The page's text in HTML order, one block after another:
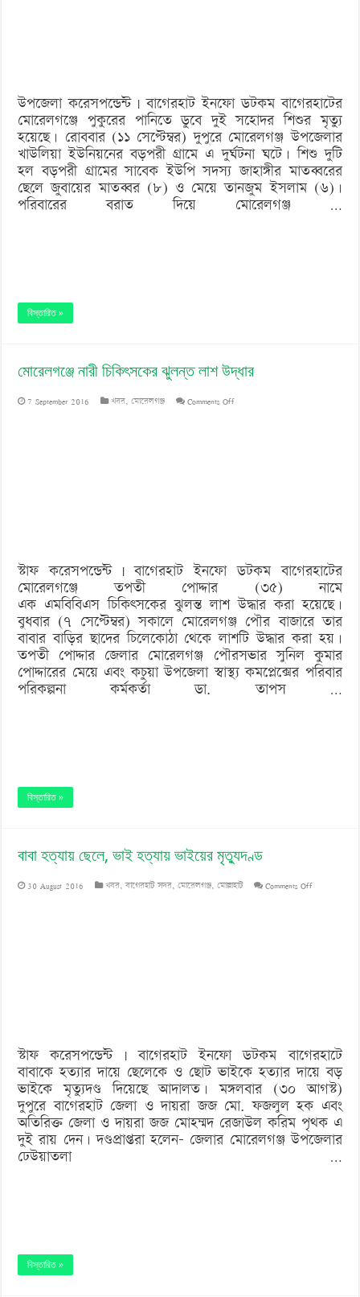
মৃত্যু
উপজেলা করেসপন্ডেন্ট | বাগেরহাট ইনফো ডটকম বাগেরহাটের
মোরেলগঞ্জে পুকুরের পানিতে ডুবে দুই সহোদর শিশুর মৃত্যু
হয়েছে। রোববার (১১ সেপ্টেম্বর) দুপুরে মোরেলগঞ্জ উপজেলার
খাউলিয়া ইউনিয়নের বড়পরী গ্রামে এ দুর্ঘটনা ঘটে। শিশু দুটি
হল বড়পরী গ্রামের সাবেক ইউপি সদস্য জাহাঙ্গীর মাতব্বরের
ছেলে জুবায়ের মাতব্বর (৮) ও মেয়ে তানজুম ইসলাম (৬)।
পরিবারের বরাত দিয়ে মোরেলগঞ্জ …
বিস্তারিত »
মোরেলগঞ্জে নারী চিকিৎসকের ঝুলন্ত লাশ উদ্ধার
7 September 2016 খবর,মোরেলগঞ্জ Comments Offon
স্টাফ করেসপন্ডেন্ট | বাগেরহাট ইনফো ডটকম বাগেরহাটের
মোরেলগঞ্জে তপতী পোদ্দার (৩৫) নামে
এক এমবিবিএস চিকিৎসকের ঝুলন্ত লাশ উদ্ধার করা হয়েছে।
বুধবার (৭ সেপ্টেম্বর) সকালে মোরেলগঞ্জ পৌর বাজারে তার
বাবার বাড়ির ছাদের চিলেকোঠা থেকে লাশটি উদ্ধার করা হয়।
তপতী পোদ্দার জেলার মোরেলগঞ্জ পৌরসভার সুনিল কুমার
পোদ্দারের মেয়ে এবং কচুয়া উপজেলা স্বাস্থ্য কমপ্লেক্সের পরিবার
পরিকল্পনা কর্মকর্তা ডা. তাপস …
বিস্তারিত »
বাবা হত্যায় ছেলে, ভাই হত্যায় ভাইয়ের মৃত্যুদণ্ড
30 August 2016 খবর,বাগেরহাট সদর,মোরেলগঞ্জ,মোল্লাহাট Comments Offon
মৃত্যুদণ্ড
স্টাফ করেসপন্ডেন্ট | বাগেরহাট ইনফো ডটকম বাগেরহাটে
বাবাকে হত্যার দায়ে ছেলেকে ও ছোট ভাইকে হত্যার দায়ে বড়
ভাইকে মৃত্যুদণ্ড দিয়েছে আদালত। মঙ্গলবার (৩০ আগস্ট)
দুপুরে বাগেরহাট জেলা ও দায়রা জজ মো. ফজলুল হক এবং
অতিরিক্ত জেলা ও দায়রা জজ মোহম্মদ রেজাউল করিম পৃথক এ
দুই রায় দেন। দণ্ডপ্রাপ্তরা হলেন- জেলার মোরেলগঞ্জ উপজেলার
ঢেউয়াতলা …
বিস্তারিত »